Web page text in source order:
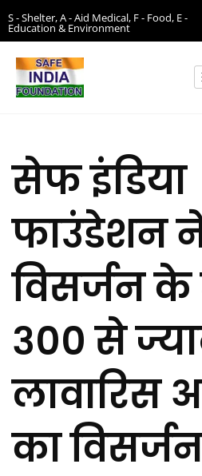
S - Shelter, A - Aid Medical, F - Food, E -
Education & Environment
सेफ इंडिया
फाउंडेशन
विसर्जन
३०० से
लावारिस
का